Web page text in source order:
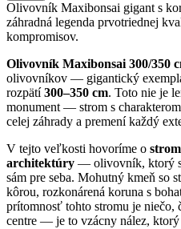
Olivovník Maxibonsai gigant s
záhradná legenda prvotriednej
kompromisov.
Olivovník Maxibonsai 300/350
olivovníkov — gigantický
rozpätí300–350 cm. Toto nie je
monument — strom s
celej záhrady a premení každý
V tejto veľkosti hovoríme o
architektúry — olivovník, ktorý
sám pre seba. Mohutný kmeň so
kôrou, rozkonárená koruna s
prítomnosť tohto stromu je niečo,
centre — je to vzácny nález, ktorý